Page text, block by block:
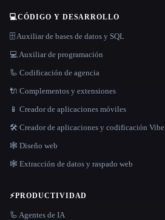
💻CÓDIGO Y DESARROLLO
🗄️ Auxiliar de bases de datos y SQL
💻 Auxiliar de programación
🦾 Codificación de agencia
🔌 Complementos y extensiones
📱 Creador de aplicaciones móviles
🛠️ Creador de aplicaciones y codificación Vibe
🕸 Diseño web
🕸️ Extracción de datos y raspado web
⚡PRODUCTIVIDAD
🦾 Agentes de IA